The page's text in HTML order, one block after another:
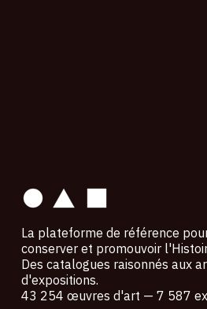
La plateforme de référence
conserver et promouvoir
Des catalogues raisonnés aux
d'expositions.
43 254 œuvres d'art — 7 587